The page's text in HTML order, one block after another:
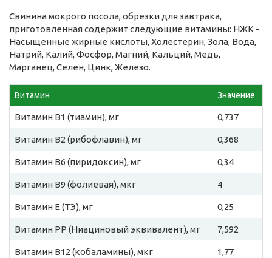
Свинина мокрого посола, обрезки для завтрака,
приготовленная содержит следующие витамины: НЖК -
Насыщенные жирные кислоты, Холестерин, Зола, Вода,
Натрий, Калий, Фосфор, Магний, Кальций, Медь,
Марганец, Селен, Цинк, Железо.
Витамин Значение
Витамин B1 (тиамин), мг 0,737
Витамин B2 (рибофлавин), мг 0,368
Витамин B6 (пиридоксин), мг 0,34
Витамин B9 (фолиевая), мкг 4
Витамин E (ТЭ), мг 0,25
Витамин PP (Ниациновый эквивалент), мг 7,592
Витамин B12 (кобаламины), мкг 1,77